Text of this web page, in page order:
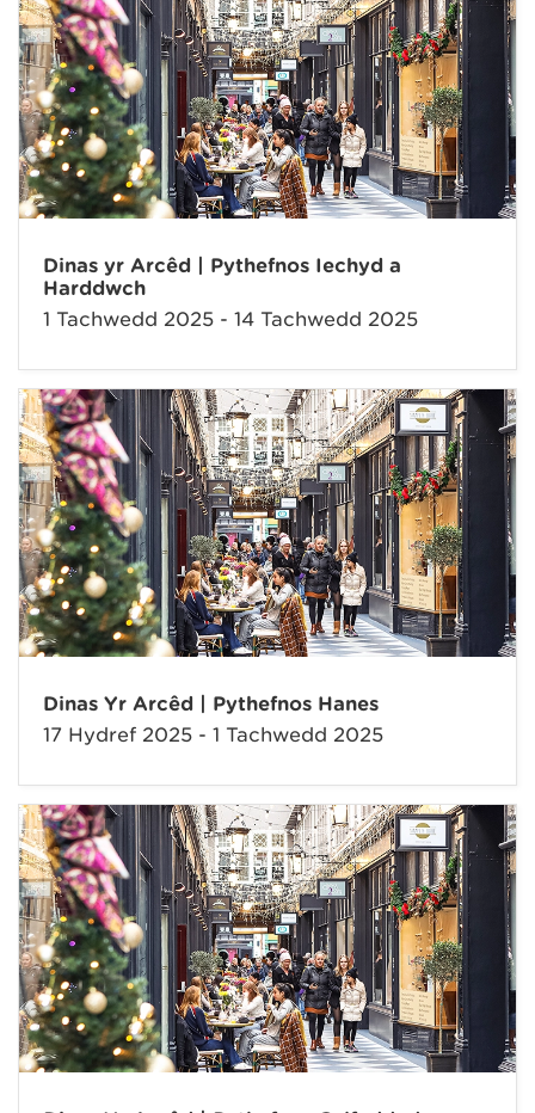
Dinas yr Arcêd | Pythefnos Iechyd a
Harddwch
1 Tachwedd 2025 - 14 Tachwedd 2025
Dinas Yr Arcêd | Pythefnos Hanes
17 Hydref 2025 - 1 Tachwedd 2025